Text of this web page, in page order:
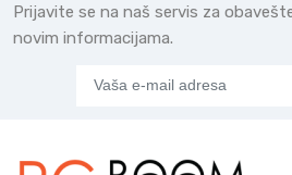
Prijavite se na naš servis za
novim informacijama.